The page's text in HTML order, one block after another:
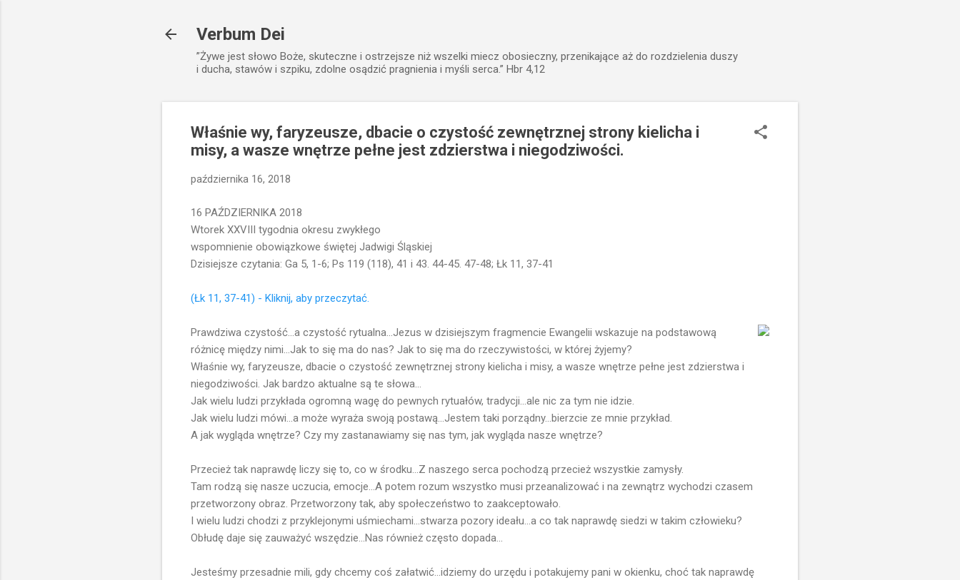
Verbum Dei
”Żywe jest słowo Boże, skuteczne i ostrzejsze niż wszelki miecz obosieczny, przenikające aż do rozdzielenia duszy
i ducha, stawów i szpiku, zdolne osądzić pragnienia i myśli serca.” Hbr 4,12
Właśnie wy, faryzeusze, dbacie o czystość zewnętrznej strony kielicha i
misy, a wasze wnętrze pełne jest zdzierstwa i niegodziwości.
października 16, 2018
16 PAŹDZIERNIKA 2018
Wtorek XXVIII tygodnia okresu zwykłego
wspomnienie obowiązkowe świętej Jadwigi Śląskiej
Dzisiejsze czytania: Ga 5, 1-6; Ps 119 (118), 41 i 43. 44-45. 47-48; Łk 11, 37-41
(Łk 11, 37-41) - Kliknij, aby przeczytać.
Prawdziwa czystość...a czystość rytualna...Jezus w dzisiejszym fragmencie Ewangelii wskazuje na podstawową
różnicę między nimi...Jak to się ma do nas? Jak to się ma do rzeczywistości, w której żyjemy?
Właśnie wy, faryzeusze, dbacie o czystość zewnętrznej strony kielicha i misy, a wasze wnętrze pełne jest zdzierstwa i
niegodziwości. Jak bardzo aktualne są te słowa...
Jak wielu ludzi przykłada ogromną wagę do pewnych rytuałów, tradycji...ale nic za tym nie idzie.
Jak wielu ludzi mówi...a może wyraża swoją postawą...Jestem taki porządny...bierzcie ze mnie przykład.
A jak wygląda wnętrze? Czy my zastanawiamy się nas tym, jak wygląda nasze wnętrze?
Przecież tak naprawdę liczy się to, co w środku...Z naszego serca pochodzą przecież wszystkie zamysły.
Tam rodzą się nasze uczucia, emocje...A potem rozum wszystko musi przeanalizować i na zewnątrz wychodzi czasem
przetworzony obraz. Przetworzony tak, aby społeczeństwo to zaakceptowało.
I wielu ludzi chodzi z przyklejonymi uśmiechami...stwarza pozory ideału...a co tak naprawdę siedzi w takim człowieku?
Obłudę daje się zauważyć wszędzie...Nas również często dopada...
Jesteśmy przesadnie mili, gdy chcemy coś załatwić...idziemy do urzędu i potakujemy pani w okienku, choć tak naprawdę